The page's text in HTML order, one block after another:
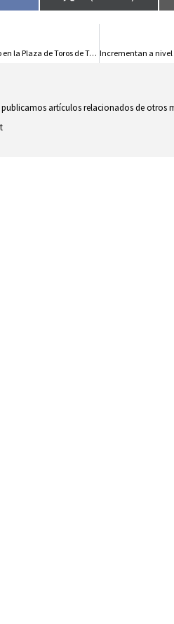
Final del III Trofeo ‘Domingo Ortega’ el 16 de Agosto en la Plaza de Toros de Toledo
publicamos artículos relacionados de otros